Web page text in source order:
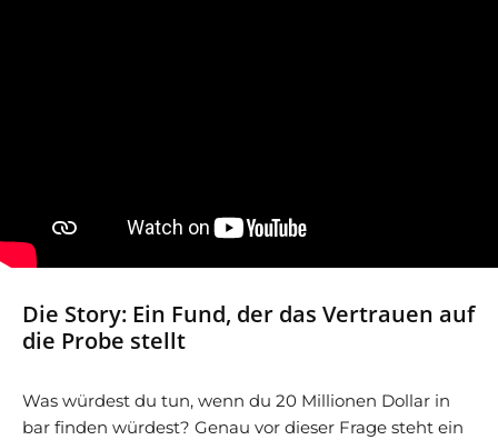
Die Story: Ein Fund, der das Vertrauen auf
die Probe stellt
Was würdest du tun, wenn du 20 Millionen Dollar in
bar finden würdest? Genau vor dieser Frage steht ein